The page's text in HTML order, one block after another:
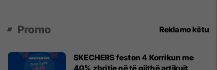
Promo Reklamo këtu
SKECHERS feston 4 Korrikun me
40% zbritje në të gjithë artikujt